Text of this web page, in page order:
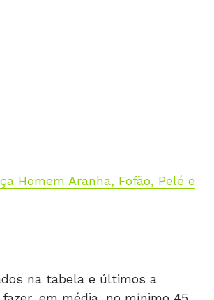
Homem Aranha, Fofão, Pelé e
na tabela e últimos a